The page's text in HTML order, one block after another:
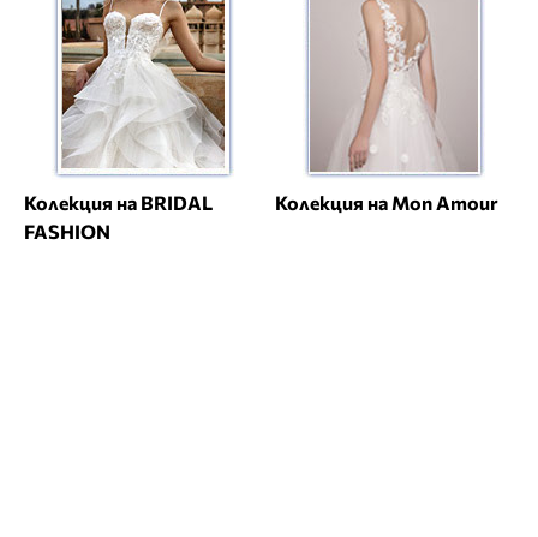
Колекция на BRIDAL
FASHION
Колекция на Mon Amour